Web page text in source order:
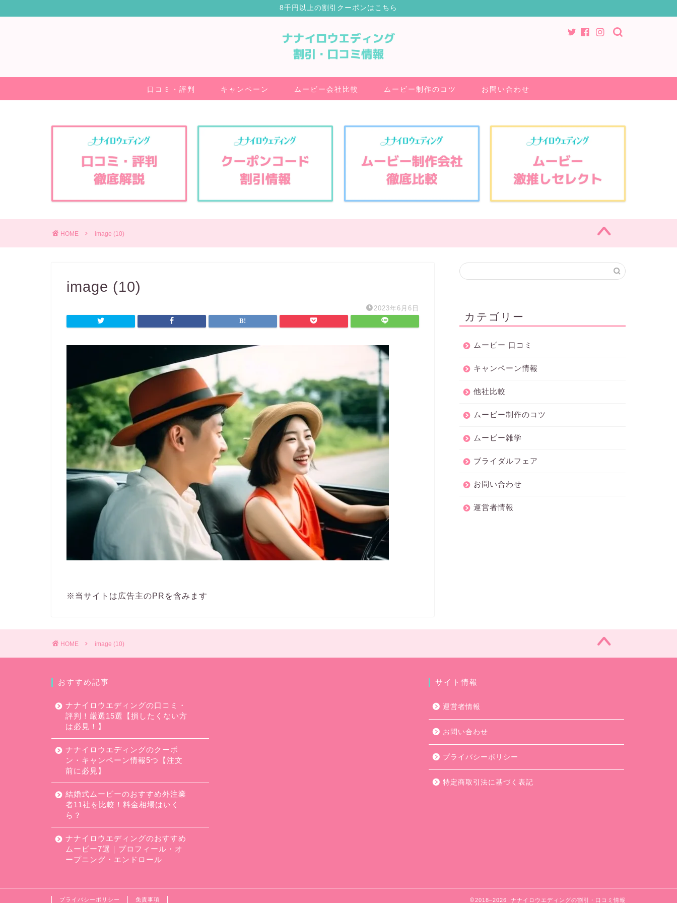
8千円以上の割引クーポンはこちら
口コミ・評判 キャンペーン ムービー会社比較 ムービー制作のコツ お問い合わせ
HOME image (10)
image (10)
2023年6月6日
※当サイトは広告主のPRを含みます
カテゴリー
ムービー 口コミ
キャンペーン情報
他社比較
ムービー制作のコツ
ムービー雑学
ブライダルフェア
お問い合わせ
運営者情報
HOME image (10)
おすすめ記事
ナナイロウエディングの口コミ・
評判！厳選15選【損したくない方
は必見！】
ナナイロウエディングのクーポ
ン・キャンペーン情報5つ【注文
前に必見】
結婚式ムービーのおすすめ外注業
者11社を比較！料金相場はいく
ら？
ナナイロウエディングのおすすめ
ムービー7選｜プロフィール・オ
ープニング・エンドロール
サイト情報
運営者情報
お問い合わせ
プライバシーポリシー
特定商取引法に基づく表記
プライバシーポリシー 免責事項 2018–2026 ナナイロウエディングの割引・口コミ情報